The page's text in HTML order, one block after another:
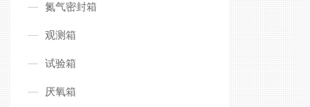
氮气密封箱
观测箱
试验箱
厌氧箱